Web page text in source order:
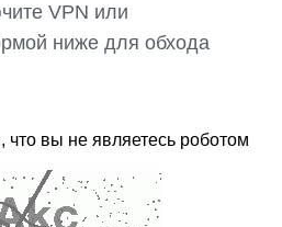
VPN или
ниже для обхода
что вы не являетесь роботом